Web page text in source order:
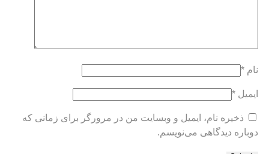
نام *
ایمیل *
ذخیره نام، ایمیل و وبسایت من در مرورگر برای زمانی که
دوباره دیدگاهی می‌نویسم.